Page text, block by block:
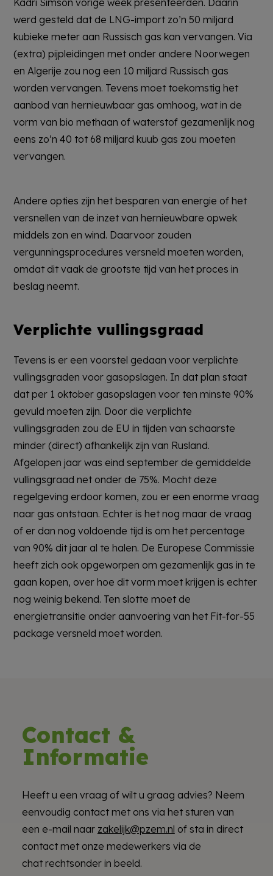
werd gesteld dat de LNG-import zo’n 50 miljard
kubieke meter aan Russisch gas kan vervangen. Via
(extra) pijpleidingen met onder andere Noorwegen
en Algerije zou nog een 10 miljard Russisch gas
worden vervangen. Tevens moet toekomstig het
aanbod van hernieuwbaar gas omhoog, wat in de
vorm van bio methaan of waterstof gezamenlijk nog
eens zo’n 40 tot 68 miljard kuub gas zou moeten
vervangen.
Andere opties zijn het besparen van energie of het
versnellen van de inzet van hernieuwbare opwek
middels zon en wind. Daarvoor zouden
vergunningsprocedures versneld moeten worden,
omdat dit vaak de grootste tijd van het proces in
beslag neemt.
Verplichte vullingsgraad
Tevens is er een voorstel gedaan voor verplichte
vullingsgraden voor gasopslagen. In dat plan staat
dat per 1 oktober gasopslagen voor ten minste 90%
gevuld moeten zijn. Door die verplichte
vullingsgraden zou de EU in tijden van schaarste
minder (direct) afhankelijk zijn van Rusland.
Afgelopen jaar was eind september de gemiddelde
vullingsgraad net onder de 75%. Mocht deze
regelgeving erdoor komen, zou er een enorme vraag
naar gas ontstaan. Echter is het nog maar de vraag
of er dan nog voldoende tijd is om het percentage
van 90% dit jaar al te halen. De Europese Commissie
heeft zich ook opgeworpen om gezamenlijk gas in te
gaan kopen, over hoe dit vorm moet krijgen is echter
nog weinig bekend. Ten slotte moet de
energietransitie onder aanvoering van het Fit-for-55
package versneld moet worden.
Contact &
Informatie
Heeft u een vraag of wilt u graag advies? Neem
eenvoudig contact met ons via het sturen van
een e-mail naar zakelijk@pzem.nl of sta in direct
contact met onze medewerkers via de
chat rechtsonder in beeld.